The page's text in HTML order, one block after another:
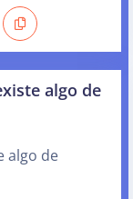
algo de
algo de